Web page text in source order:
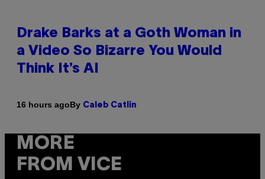
Drake Barks at a Goth Woman in
a Video So Bizarre You Would
Think It’s AI
16 hours agoBy Caleb Catlin
MORE
FROM VICE